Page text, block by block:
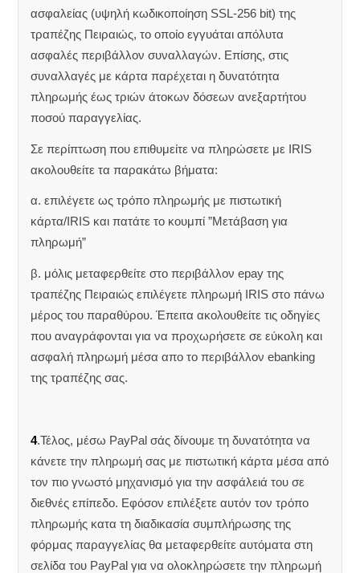
ασφαλείας (υψηλή κωδικοποίηση SSL-256 bit) της
τραπέζης Πειραιώς, το οποίο εγγυάται απόλυτα
ασφαλές περιβάλλον συναλλαγών. Επίσης, στις
συναλλαγές με κάρτα παρέχεται η δυνατότητα
πληρωμής έως τριών άτοκων δόσεων ανεξαρτήτου
ποσού παραγγελίας.
Σε περίπτωση που επιθυμείτε να πληρώσετε με IRIS
ακολουθείτε τα παρακάτω βήματα:
α. επιλέγετε ως τρόπο πληρωμής με πιστωτική
κάρτα/IRIS και πατάτε το κουμπί ”Μετάβαση για
πληρωμή”
β. μόλις μεταφερθείτε στο περιβάλλον epay της
τραπέζης Πειραιώς επιλέγετε πληρωμή IRIS στο πάνω
μέρος του παραθύρου. Έπειτα ακολουθείτε τις οδηγίες
που αναγράφονται για να προχωρήσετε σε εύκολη και
ασφαλή πληρωμή μέσα απο το περιβάλλον ebanking
της τραπέζης σας.
4.Τέλος, μέσω PayPal σάς δίνουμε τη δυνατότητα να
κάνετε την πληρωμή σας με πιστωτική κάρτα μέσα από
τον πιο γνωστό μηχανισμό για την ασφάλειά του σε
διεθνές επίπεδο. Εφόσον επιλέξετε αυτόν τον τρόπο
πληρωμής κατα τη διαδικασία συμπλήρωσης της
φόρμας παραγγελίας θα μεταφερθείτε αυτόματα στη
σελίδα του PayPal για να ολοκληρώσετε την πληρωμή